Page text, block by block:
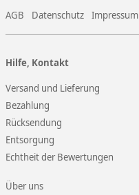
AGB Datenschutz Impressum
Hilfe, Kontakt
Versand und Lieferung
Bezahlung
Rücksendung
Entsorgung
Echtheit der Bewertungen
Über uns